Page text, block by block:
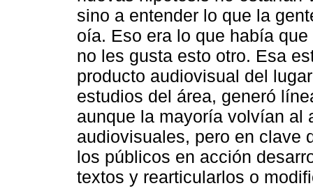
sino a entender lo que la
oía. Eso era lo que había
no les gusta esto otro. Esa
producto audiovisual del
estudios del área, generó
aunque la mayoría volvían al
audiovisuales, pero en clave
los públicos en acción
textos y rearticularlos o